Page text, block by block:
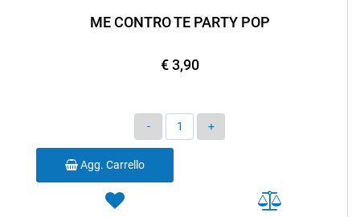
ME CONTRO TE PARTY POP
€ 3,90
Quantità
Agg. Carrello